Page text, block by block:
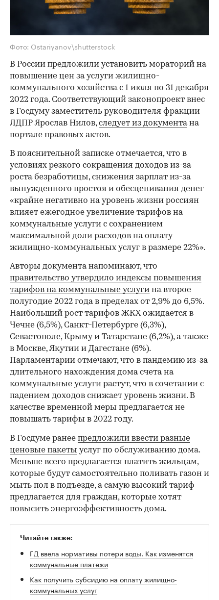
Фото: Ostariyanov\shutterstock
В России предложили установить мораторий на
повышение цен за услуги жилищно-
коммунального хозяйства с 1 июля по 31 декабря
2022 года. Соответствующий законопроект внес
в Госдуму заместитель руководителя фракции
ЛДПР Ярослав Нилов,следует из документана
портале правовых актов.
В пояснительной записке отмечается, что в
условиях резкого сокращения доходов из-за
роста безработицы, снижения зарплат из-за
вынужденного простоя и обесценивания денег
«крайне негативно на уровень жизни россиян
влияет ежегодное увеличение тарифов на
коммунальные услуги с сохранением
максимальной доли расходов на оплату
жилищно-коммунальных услуг в размере 22%».
Авторы документа напоминают, что
правительство утвердило индексы повышения
тарифов на коммунальные услуги на второе
полугодие 2022 года в пределах от 2,9% до 6,5%.
Наибольший рост тарифов ЖКХ ожидается в
Чечне (6,5%), Санкт-Петербурге (6,3%),
Севастополе, Крыму и Татарстане (6,2%), а также
в Москве, Якутии и Дагестане (6%).
Парламентарии отмечают, что в пандемию из-за
длительного нахождения дома счета на
коммунальные услуги растут, что в сочетании с
падением доходов снижает уровень жизни. В
качестве временной меры предлагается не
повышать тарифы в 2022 году.
В Госдуме ранее предложили ввести разные
ценовые пакеты услуг по обслуживанию дома.
Меньше всего предлагается платить жильцам,
которые будут самостоятельно поливать газон и
мыть пол в подъезде, а самую высокий тариф
предлагается для граждан, которые хотят
повысить энергоэффективность дома.
Читайте также:
ГД ввела нормативы потери воды. Как изменятся
коммунальные платежи
Как получить субсидию на оплату жилищно-
коммунальных услуг